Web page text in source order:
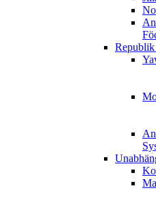
Republik